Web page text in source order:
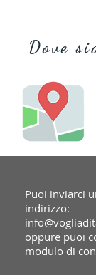
Dove
Puoi inviarci
indirizzo:
oppure puoi
modulo di